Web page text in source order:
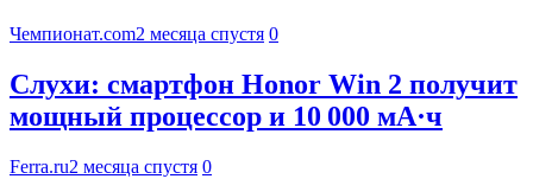
Чемпионат.com2 месяца спустя 0
Слухи: смартфон Honor Win 2 получит
мощный процессор и 10 000 мА·ч
Ferra.ru2 месяца спустя 0